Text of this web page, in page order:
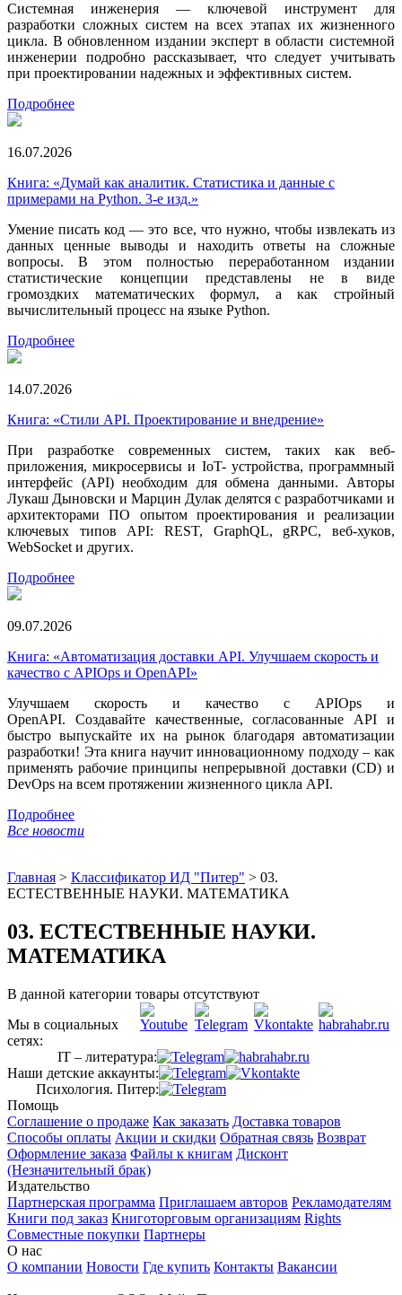
Системная инженерия — ключевой инструмент для
разработки сложных систем на всех этапах их жизненного
цикла. В обновленном издании эксперт в области системной
инженерии подробно рассказывает, что следует учитывать
при проектировании надежных и эффективных систем.
Подробнее
16.07.2026
Книга: «Думай как аналитик. Статистика и данные с
примерами на Python. 3-е изд.»
Умение писать код — это все, что нужно, чтобы извлекать из
данных ценные выводы и находить ответы на сложные
вопросы. В этом полностью переработанном издании
статистические концепции представлены не в виде
громоздких математических формул, а как стройный
вычислительный процесс на языке Python.
Подробнее
14.07.2026
Книга: «Стили API. Проектирование и внедрение»
При разработке современных систем, таких как веб-
приложения, микросервисы и IoT- устройства, программный
интерфейс (API) необходим для обмена данными. Авторы
Лукаш Дыновски и Марцин Дулак делятся с разработчиками и
архитекторами ПО опытом проектирования и реализации
ключевых типов API: REST, GraphQL, gRPC, веб-хуков,
WebSocket и других.
Подробнее
09.07.2026
Книга: «Автоматизация доставки API. Улучшаем скорость и
качество с APIOps и OpenAPI»
Улучшаем скорость и качество с APIOps и
OpenAPI. Создавайте качественные, согласованные API и
быстро выпускайте их на рынок благодаря автоматизации
разработки! Эта книга научит инновационному подходу – как
применять рабочие принципы непрерывной доставки (CD) и
DevOps на всем протяжении жизненного цикла API.
Подробнее
Все новости
Главная > Классификатор ИД "Питер" > 03.
ЕСТЕСТВЕННЫЕ НАУКИ. МАТЕМАТИКА
03. ЕСТЕСТВЕННЫЕ НАУКИ.
МАТЕМАТИКА
В данной категории товары отсутствуют
Мы в социальных
сетях:
IT – литература:
Наши детские аккаунты:
Психология. Питер:
Помощь
Соглашение о продаже Как заказать Доставка товаров
Способы оплаты Акции и скидки Обратная связь Возврат
Оформление заказа Файлы к книгам Дисконт
(Незначительный брак)
Издательство
Партнерская программа Приглашаем авторов Рекламодателям
Книги под заказ Книготорговым организациям Rights
Совместные покупки Партнеры
О нас
О компании Новости Где купить Контакты Вакансии